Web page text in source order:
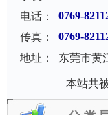
电话： 0769-
传真： 0769-
地址：
东莞市黄
本站共